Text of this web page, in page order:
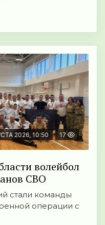
2026, 10:50 17
волейбол
СВО
стали команды
операции с